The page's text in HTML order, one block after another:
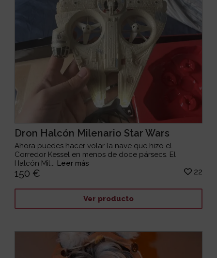
Dron Halcón Milenario Star Wars
Ahora puedes hacer volar la nave que hizo el
Corredor Kessel en menos de doce pársecs. El
Halcón Mil... Leer más
150 € 22
Ver producto